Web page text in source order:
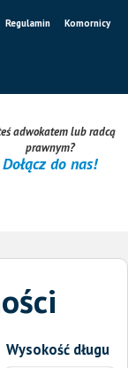
Regulamin Komornicy
adwokatem lub radcą
prawnym?
Dołącz do nas!
Wysokość długu